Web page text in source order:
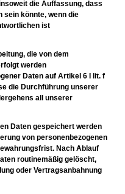
die Auffassung, dass
sein könnte, wenn die
ist
die von dem
werden
Daten auf Artikel 6 I lit. f
die Durchführung unserer
all unserer
Daten gespeichert werden
von personenbezogenen
Nach Ablauf
routinemäßig gelöscht,
oder Vertragsanbahnung